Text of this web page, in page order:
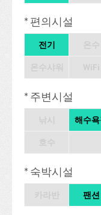
* 편의시설
전기
* 주변시설
해수
* 숙박시설
팬션